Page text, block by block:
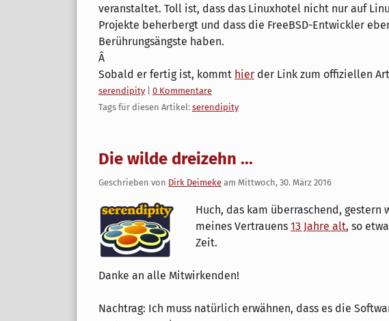
veranstaltet. Toll ist, dass das Linuxhotel nicht nur auf
Projekte beherbergt und dass die FreeBSD-Entwickler
Berührungsängste haben.
Â
Sobald er fertig ist, kommt hier der Link zum offiziellen
Kategorien:
serendipity| 0 Kommentare
Tags für diesen Artikel: serendipity
Die wilde dreizehn ...
Geschrieben von Dirk Deimeke am Mittwoch, 30. März 2016
Huch, das kam überraschend, gestern
meines Vertrauens 13 Jahre alt, so
Zeit.
Danke an alle Mitwirkenden!
Nachtrag: Ich muss natürlich erwähnen, dass es die